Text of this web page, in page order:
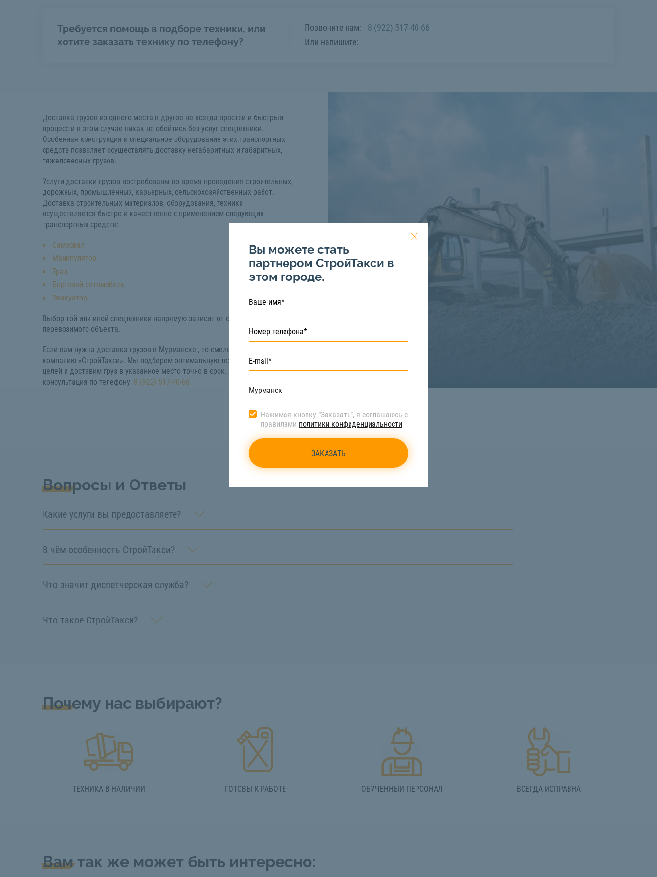
Требуется помощь в подборе техники, или
хотите заказать технику по телефону?
Позвоните нам:
8 (922) 517-40-66
Или напишите:
Доставка грузов из одного места в другое не всегда простой и быстрый
процесc и в этом случае никак не обойтись без услуг спецтехники.
Особенная конструкция и специальное оборудование этих транспортных
средств позволяет осуществлять доставку негабаритных и габаритных,
тяжеловесных грузов.
Услуги доставки грузов востребованы во время проведения строительных,
дорожных, промышленных, карьерных, сельскохозяйственных работ.
Доставка строительных материалов, оборудования, техники
осуществляется быстро и качественно с применением следующих
транспортных средств:
Самосвал
Манипулятор
Трал
Бортовой автомобиль
Эвакуатор
Выбор той или иной спецтехники напрямую зависит от особенностей
перевозимого объекта.
Если вам нужна доставка грузов в Мурманске , то смело обращайтесь в
компанию «СтройТакси». Мы подберем оптимальную технику для ваших
целей и доставим груз в указанное место точно в срок. Бесплатная
консультация по телефону: 8 (922) 517-40-66
Вопросы и Ответы
Какие услуги вы предоставляете?
В чём особенность СтройТакси?
Что значит диспетчерская служба?
Что такое СтройТакси?
Почему нас выбирают?
ТЕХНИКА В НАЛИЧИИ ГОТОВЫ К РАБОТЕ ОБУЧЕННЫЙ ПЕРСОНАЛ ВСЕГДА ИСПРАВНА
Вам так же может быть интересно:
Вы можете стать
партнером СтройТакси в
этом городе.
Нажимая кнопку “Заказать”, я соглашаюсь с
правилами политики конфиденциальности